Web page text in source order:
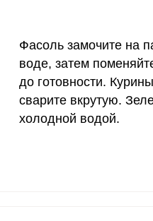
15 мг
50 мг
Фасоль замочите на
воде, затем
до готовности.
сварите вкрутую.
холодной водой.
ВХОД НА САЙТ
с помощью